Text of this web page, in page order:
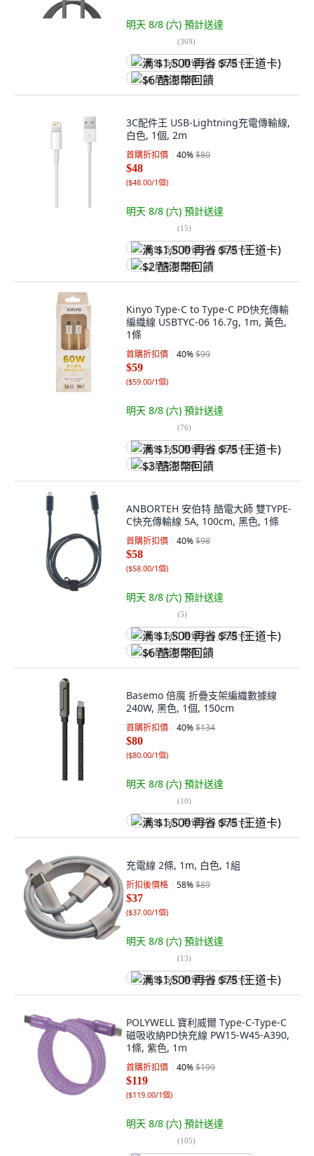
明天 8/8 (六) 預計送達
(369)
满 $1,500 再省 $75 (王道卡)
$6 酷澎幣回饋
3C配件王 USB-Lightning充電傳輸線,
白色, 1個, 2m
首購折扣價 40%$80
$48
($48.00/1個)
明天 8/8 (六) 預計送達
(15)
满 $1,500 再省 $75 (王道卡)
$2 酷澎幣回饋
Kinyo Type-C to Type-C PD快充傳輸
編織線 USBTYC-06 16.7g, 1m, 黃色,
1條
首購折扣價 40%$99
$59
($59.00/1個)
明天 8/8 (六) 預計送達
(76)
满 $1,500 再省 $75 (王道卡)
$3 酷澎幣回饋
ANBORTEH 安伯特 酷電大師 雙TYPE-
C快充傳輸線 5A, 100cm, 黑色, 1條
首購折扣價 40%$98
$58
($58.00/1個)
明天 8/8 (六) 預計送達
(5)
满 $1,500 再省 $75 (王道卡)
$6 酷澎幣回饋
Basemo 倍魔 折疊支架編織數據線
240W, 黑色, 1個, 150cm
首購折扣價 40%$134
$80
($80.00/1個)
明天 8/8 (六) 預計送達
(10)
满 $1,500 再省 $75 (王道卡)
充電線 2條, 1m, 白色, 1組
折扣後價格 58%$89
$37
($37.00/1個)
明天 8/8 (六) 預計送達
(13)
满 $1,500 再省 $75 (王道卡)
POLYWELL 寶利威爾 Type-C-Type-C
磁吸收納PD快充線 PW15-W45-A390,
1條, 紫色, 1m
首購折扣價 40%$199
$119
($119.00/1個)
明天 8/8 (六) 預計送達
(105)